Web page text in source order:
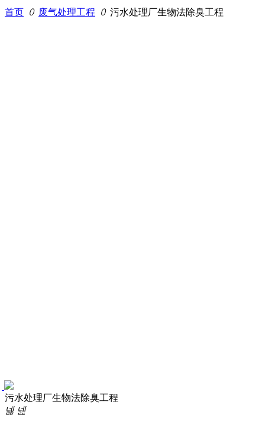
首页 ꄲ 废气处理工程 ꄲ 污水处理厂生物法除臭工程
污水处理厂生物法除臭工程
넳 넲